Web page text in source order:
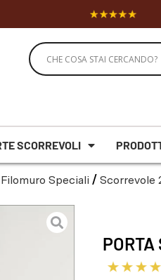
SCORREVOLI
Speciali / Scorrevole
PORTA